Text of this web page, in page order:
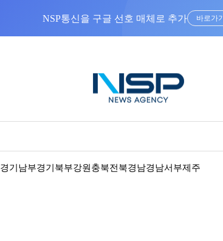
NSP통신을 구글 선호 매체로 추가 바로가기
경기남부경기북부강원 충북전북경남경남서부제주